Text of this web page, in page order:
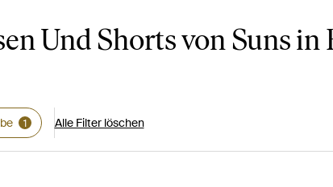
Und Shorts von Suns in
1 Alle Filter löschen